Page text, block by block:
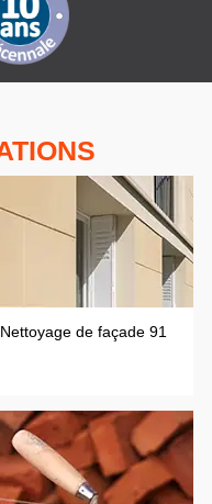
Nettoyage de façade 91